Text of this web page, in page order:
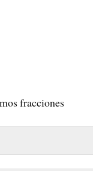
fracciones